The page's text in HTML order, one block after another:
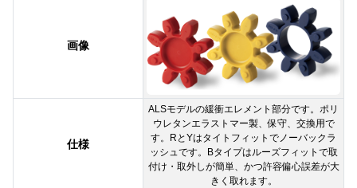
画像
仕様
ALSモデルの緩衝エレメント部分です。ポリ
ウレタンエラストマー製、保守、交換用で
す。RとYはタイトフィットでノーバックラ
ッシュです。Bタイプはルーズフィットで取
付け・取外しが簡単、かつ許容偏心誤差が大
きく取れます。